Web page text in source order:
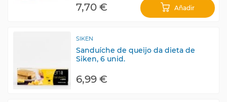
7,70 € Añadir
SIKEN
Sanduíche de queijo da dieta de
Siken, 6 unid.
6,99 €